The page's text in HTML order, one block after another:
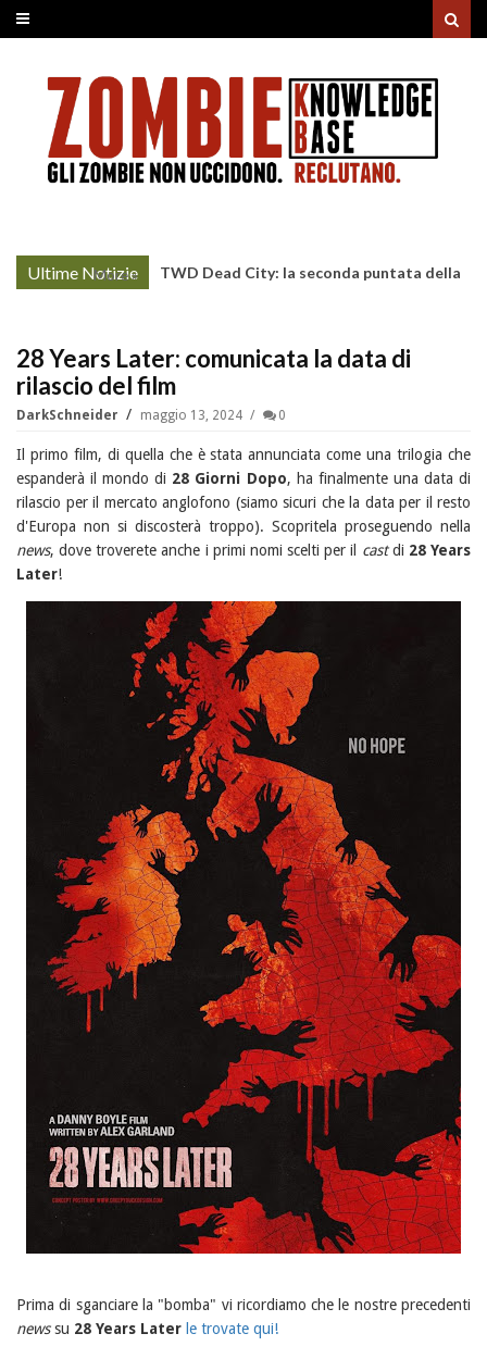
Ultime Notizie
More »
TWD Dead City: la seconda puntata della
28 Years Later: comunicata la data di
rilascio del film
DarkSchneider maggio 13, 2024 0
Il primo film, di quella che è stata annunciata come una trilogia che
espanderà il mondo di 28 Giorni Dopo, ha finalmente una data di
rilascio per il mercato anglofono (siamo sicuri che la data per il resto
d'Europa non si discosterà troppo). Scopritela proseguendo nella
news, dove troverete anche i primi nomi scelti per il castdi 28 Years
Later!
Prima di sganciare la "bomba" vi ricordiamo che le nostre precedenti
newssu 28 Years Later le trovate qui!